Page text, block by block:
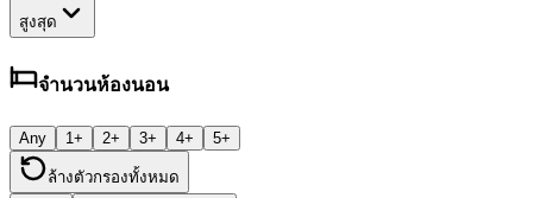
สูงสุด
จำนวนห้องนอน
Any 1+ 2+ 3+ 4+ 5+
ล้างตัวกรองทั้งหมด